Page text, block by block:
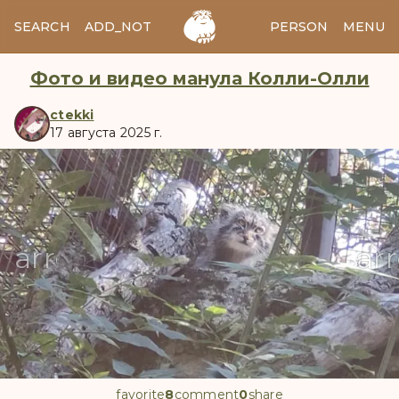
SEARCH ADD_NOTES ADD_IMAGE PERSON MENU
Фото и видео манула Колли-Олли
ctekki
17 августа 2025 г.
manul
arrow_back
favorite8comment0share